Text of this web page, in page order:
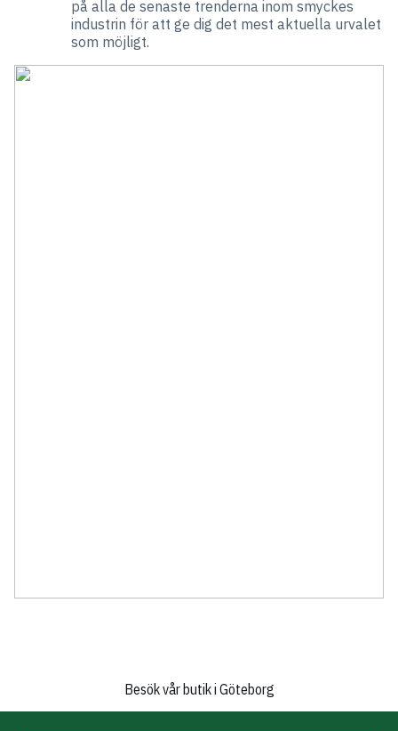
på alla de senaste trenderna inom smyckes
industrin för att ge dig det mest aktuella urvalet
som möjligt.
Besök vår butik i Göteborg